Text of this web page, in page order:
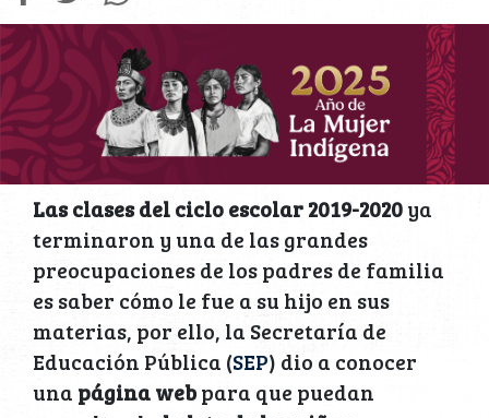
Las clases del ciclo escolar 2019-2020ya
terminaron y una de las grandes
preocupaciones de los padres de familia
es saber cómo le fue a su hijo en sus
materias, por ello, la Secretaría de
Educación Pública (SEP) dio a conocer
una página webpara que puedan